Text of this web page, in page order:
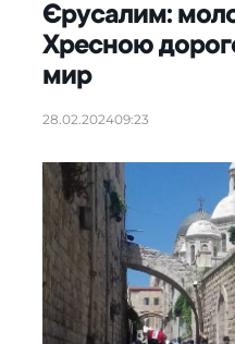
Єрусалим:
Хресною
мир
28.02.202409:23